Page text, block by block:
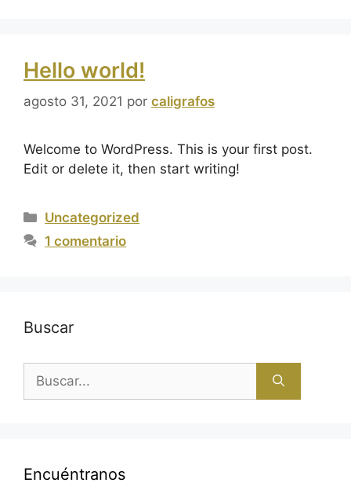
Hello world!
agosto 31, 2021 por caligrafos
Welcome to WordPress. This is your first post.
Edit or delete it, then start writing!
Uncategorized
1 comentario
Buscar
Encuéntranos